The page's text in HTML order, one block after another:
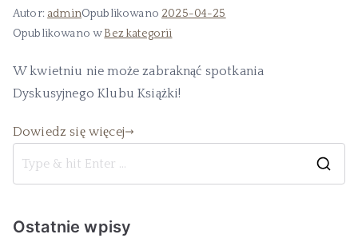
Autor: adminOpublikowano 2025-04-25
Opublikowano wBez kategorii
W kwietniu nie może zabraknąć spotkania
Dyskusyjnego Klubu Książki!
Dowiedz się więcej
Ostatnie wpisy